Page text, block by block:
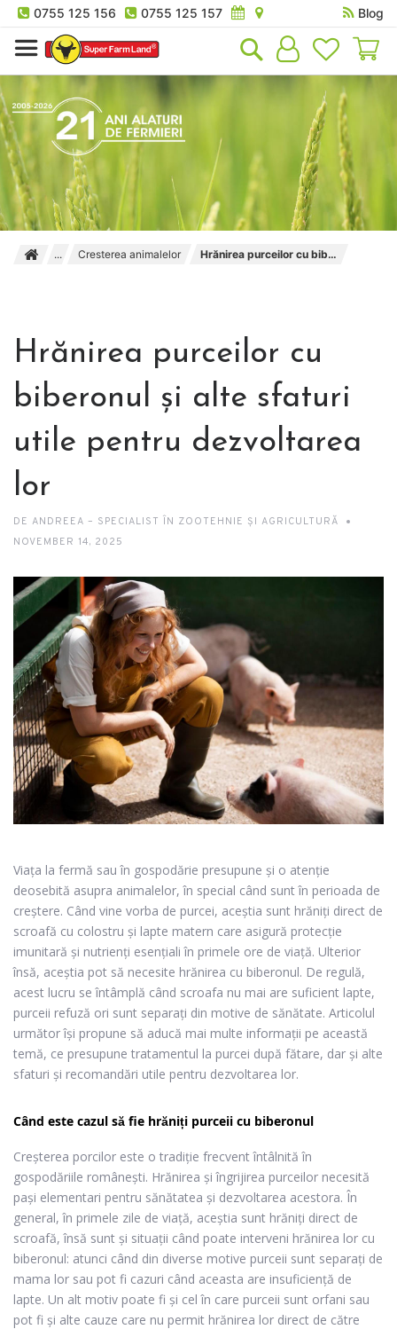
0755 125 156 0755 125 157
Blog
Cresterea animalelor Hrănirea purceilor cu biberonul și alte sfaturi utile pentru dezvoltarea lor
Hrănirea purceilor cu
biberonul și alte sfaturi
utile pentru dezvoltarea
lor
DE ANDREEA – SPECIALIST ÎN ZOOTEHNIE ȘI AGRICULTURĂ
NOVEMBER 14, 2025
Viața la fermă sau în gospodărie presupune și o atenție
deosebită asupra animalelor, în special când sunt în perioada de
creștere. Când vine vorba de purcei, aceștia sunt hrăniți direct de
scroafă cu colostru şi lapte matern care asigură protecţie
imunitară şi nutrienţi esenţiali în primele ore de viaţă. Ulterior
însă, aceștia pot să necesite hrănirea cu biberonul. De regulă,
acest lucru se întâmplă când scroafa nu mai are suficient lapte,
purceii refuză ori sunt separați din motive de sănătate. Articolul
următor își propune să aducă mai multe informații pe această
temă, ce presupune tratamentul la purcei după fătare, dar și alte
sfaturi și recomandări utile pentru dezvoltarea lor.
Când este cazul să fie hrăniți purceii cu biberonul
Creșterea porcilor este o tradiție frecvent întâlnită în
gospodăriile românești. Hrănirea și îngrijirea purceilor necesită
pași elementari pentru sănătatea și dezvoltarea acestora. În
general, în primele zile de viață, aceștia sunt hrăniți direct de
scroafă, însă sunt și situații când poate interveni hrănirea lor cu
biberonul: atunci când din diverse motive purceii sunt separați de
mama lor sau pot fi cazuri când aceasta are insuficiență de
lapte. Un alt motiv poate fi și cel în care purceii sunt orfani sau
pot fi și alte cauze care nu permit hrănirea lor direct de către